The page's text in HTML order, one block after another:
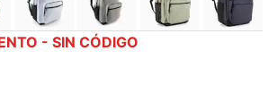
BROWN
LT PASTEL PURPLE
GRAY/BLACKOLIVE/BLACK
NAVY
- SIN CÓDIGO